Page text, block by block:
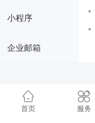
小程序
企业邮箱
首页 服务